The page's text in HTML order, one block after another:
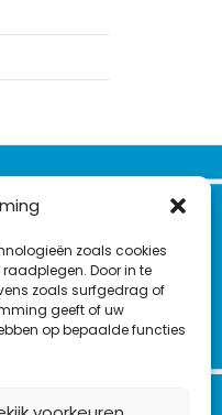
zoals cookies
Door in te
zoals surfgedrag of
geeft of uw
op bepaalde functies
Y
o
u
b
C
o
n
c